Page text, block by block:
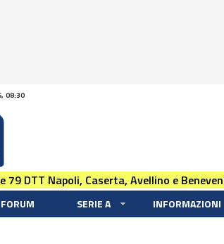
08:30
79 DTT Napoli, Caserta, Avellino e
FORUM SERIE A INFORMAZIONI